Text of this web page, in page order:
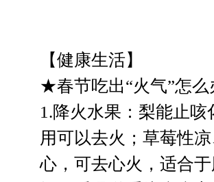
【健康生活】
★春节吃出“火气”怎么
1.降火水果：梨能止
用可以去火；草莓性
心，可去心火，适合